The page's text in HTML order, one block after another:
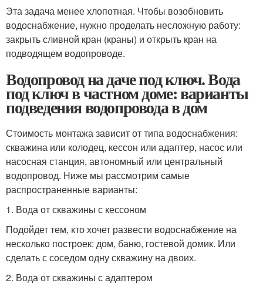
Эта задача менее хлопотная. Чтобы возобновить
водоснабжение, нужно проделать несложную работу:
закрыть сливной кран (краны) и открыть кран на
подводящем водопроводе.
Водопровод на даче под ключ. Вода
под ключ в частном доме: варианты
подведения водопровода в дом
Стоимость монтажа зависит от типа водоснабжения:
скважина или колодец, кессон или адаптер, насос или
насосная станция, автономный или центральный
водопровод. Ниже мы рассмотрим самые
распространенные варианты:
1. Вода от скважины с кессоном
Подойдет тем, кто хочет развести водоснабжение на
несколько построек: дом, баню, гостевой домик. Или
сделать с соседом одну скважину на двоих.
2. Вода от скважины с адаптером